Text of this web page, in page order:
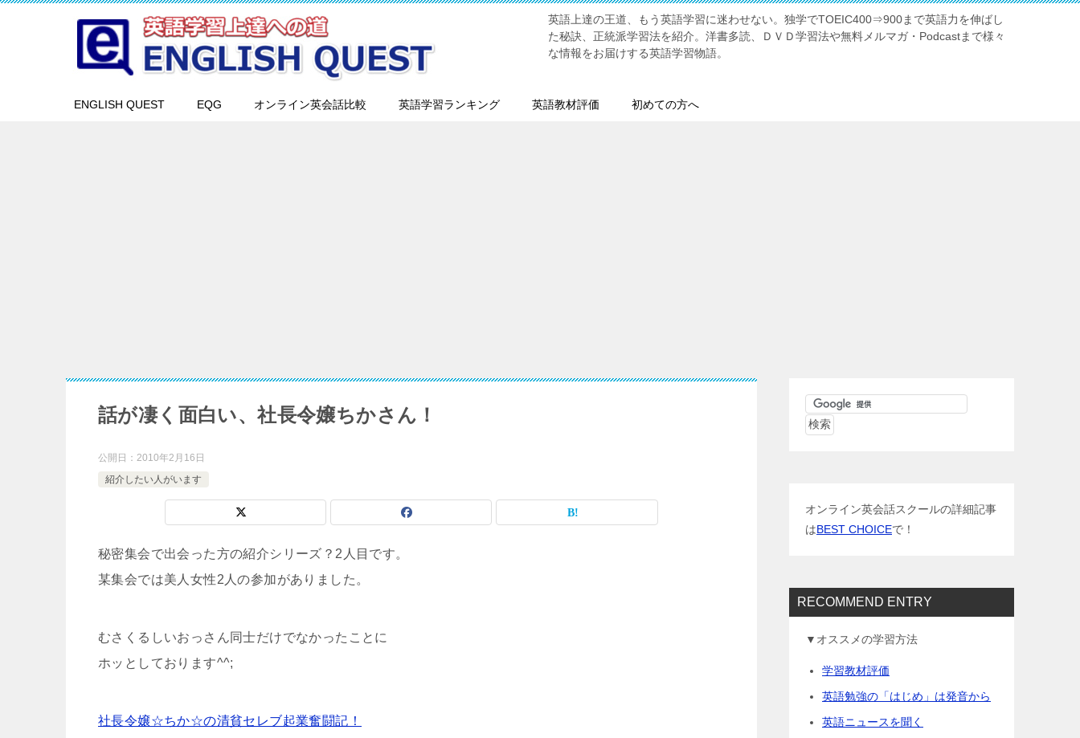
英語上達の王道、もう英語学習に迷わせない。独学でTOEIC400⇒900まで英語力を伸ばし
た秘訣、正統派学習法を紹介。洋書多読、ＤＶＤ学習法や無料メルマガ・Podcastまで様々
な情報をお届けする英語学習物語。
ENGLISH QUEST EQG オンライン英会話比較 英語学習ランキング 英語教材評価 初めての方へ
話が凄く面白い、社長令嬢ちかさん！
公開日： 2010年2月16日
紹介したい人がいます
秘密集会で出会った方の紹介シリーズ？2人目です。
某集会では美人女性2人の参加がありました。
むさくるしいおっさん同士だけでなかったことに
ホッとしております^^;
社長令嬢☆ちか☆の清貧セレブ起業奮闘記！
オンライン英会話スクールの詳細記事
はBEST CHOICEで！
RECOMMEND ENTRY
▼オススメの学習方法
学習教材評価
英語勉強の「はじめ」は発音から
英語ニュースを聞く